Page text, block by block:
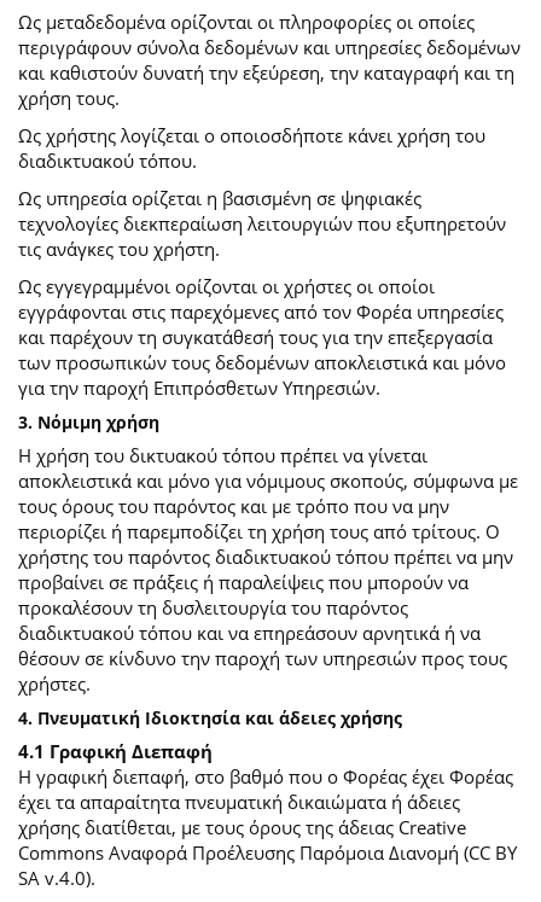
Ως μεταδεδομένα ορίζονται οι πληροφορίες οι οποίες
περιγράφουν σύνολα δεδομένων και υπηρεσίες δεδομένων
και καθιστούν δυνατή την εξεύρεση, την καταγραφή και τη
χρήση τους.
Ως χρήστης λογίζεται ο οποιοσδήποτε κάνει χρήση του
διαδικτυακού τόπου.
Ως υπηρεσία ορίζεται η βασισμένη σε ψηφιακές
τεχνολογίες διεκπεραίωση λειτουργιών που εξυπηρετούν
τις ανάγκες του χρήστη.
Ως εγγεγραμμένοι ορίζονται οι χρήστες οι οποίοι
εγγράφονται στις παρεχόμενες από τον Φορέα υπηρεσίες
και παρέχουν τη συγκατάθεσή τους για την επεξεργασία
των προσωπικών τους δεδομένων αποκλειστικά και μόνο
για την παροχή Επιπρόσθετων Υπηρεσιών.
3. Νόμιμη χρήση
Η χρήση του δικτυακού τόπου πρέπει να γίνεται
αποκλειστικά και μόνο για νόμιμους σκοπούς, σύμφωνα με
τους όρους του παρόντος και με τρόπο που να μην
περιορίζει ή παρεμποδίζει τη χρήση τους από τρίτους. Ο
χρήστης του παρόντος διαδικτυακού τόπου πρέπει να μην
προβαίνει σε πράξεις ή παραλείψεις που μπορούν να
προκαλέσουν τη δυσλειτουργία του παρόντος
διαδικτυακού τόπου και να επηρεάσουν αρνητικά ή να
θέσουν σε κίνδυνο την παροχή των υπηρεσιών προς τους
χρήστες.
4. Πνευματική Ιδιοκτησία και άδειες χρήσης
4.1 Γραφική Διεπαφή
Η γραφική διεπαφή, στο βαθμό που ο Φορέας έχει Φορέας
έχει τα απαραίτητα πνευματική δικαιώματα ή άδειες
χρήσης διατίθεται, με τους όρους της άδειας Creative
Commons Αναφορά Προέλευσης Παρόμοια Διανομή (CC BY
SA v.4.0).